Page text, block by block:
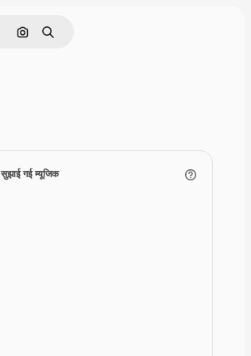
इमेज से खोजें
खोजें
सुझाई गई म्‍यूजिक